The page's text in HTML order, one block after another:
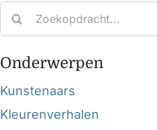
Onderwerpen
Kunstenaars
Kleurenverhalen